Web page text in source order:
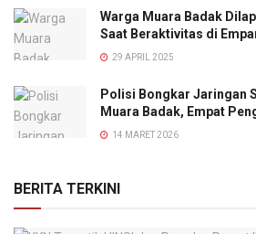
Warga Muara Badak
Saat Beraktivitas di
29 APRIL 2025
Polisi Bongkar Jaringan
Muara Badak, Empat
14 MARET 2026
BERITA TERKINI